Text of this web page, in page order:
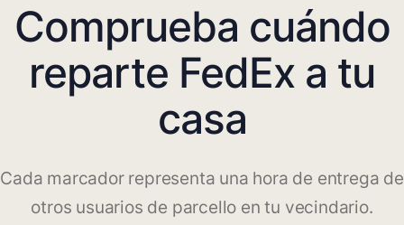
Comprueba cuándo
reparte FedEx a tu
casa
Cada marcador representa una hora de entrega de
otros usuarios de parcello en tu vecindario.